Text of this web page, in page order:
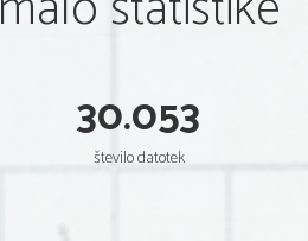
30.053
število datotek